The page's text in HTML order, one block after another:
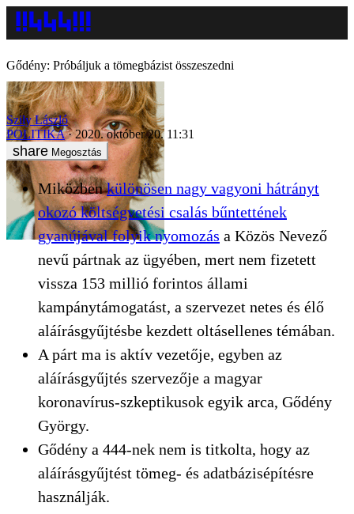
Gődény: Próbáljuk a tömegbázist összeszedni
Szily László
POLITIKA
2020. október 20. 11:31
Megosztás
Miközbenkülönösen nagy vagyoni hátrányt
okozó költségvetési csalás bűntettének
gyanújával folyik nyomozás a Közös Nevező
nevű pártnak az ügyében, mert nem fizetett
vissza 153 millió forintos állami
kampánytámogatást, a szervezet netes és élő
aláírásgyűjtésbe kezdett oltásellenes témában.
A párt ma is aktív vezetője, egyben az
aláírásgyűjtés szervezője a magyar
koronavírus-szkeptikusok egyik arca, Gődény
György.
Gődény a 444-nek nem is titkolta, hogy az
aláírásgyűjtést tömeg- és adatbázisépítésre
használják.